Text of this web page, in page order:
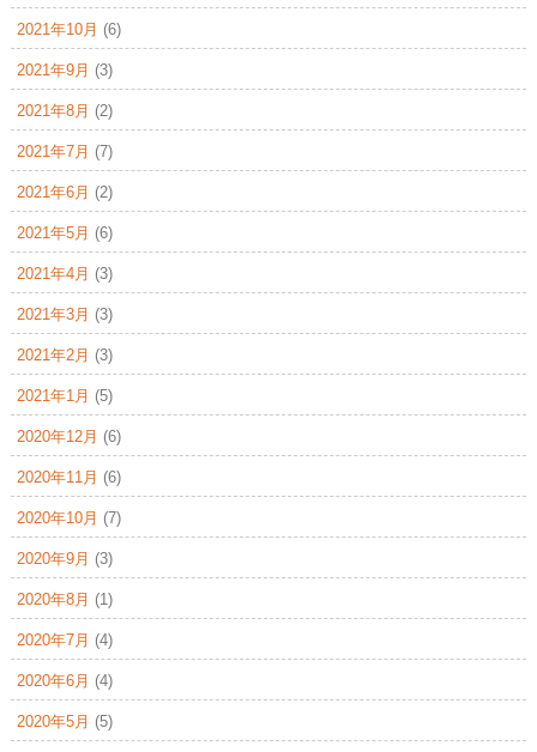
2021年10月 (6)
2021年9月 (3)
2021年8月 (2)
2021年7月 (7)
2021年6月 (2)
2021年5月 (6)
2021年4月 (3)
2021年3月 (3)
2021年2月 (3)
2021年1月 (5)
2020年12月 (6)
2020年11月 (6)
2020年10月 (7)
2020年9月 (3)
2020年8月 (1)
2020年7月 (4)
2020年6月 (4)
2020年5月 (5)